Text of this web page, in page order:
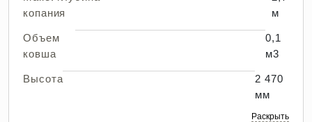
копания
м
Объем
ковша
0,1
м3
Высота
2 470
мм
Раскрыть